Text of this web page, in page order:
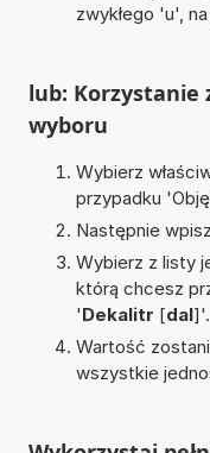
zwykłego 'u',
lub:
wyboru
Wybierz
przypadku '
Następnie
Wybierz z listy
którą chcesz
'Dekalitr [dal]'.
Wartość
wszystkie